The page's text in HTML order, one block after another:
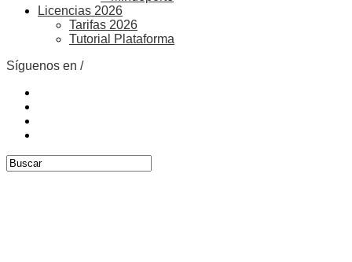
Licencias 2026
Tarifas 2026
Tutorial Plataforma
Síguenos en /